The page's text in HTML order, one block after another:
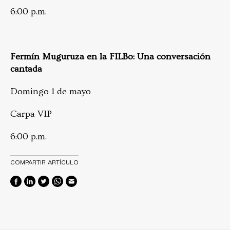
6:00 p.m.
Fermín Muguruza en la FILBo: Una conversación
cantada
Domingo 1 de mayo
Carpa VIP
6:00 p.m.
COMPARTIR ARTÍCULO